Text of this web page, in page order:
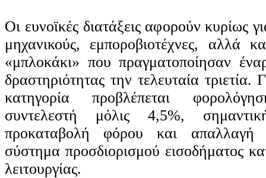
Οι ευνοϊκές διατάξεις αφορούν κυρίως
μηχανικούς, εμποροβιοτέχνες, αλλά
«μπλοκάκι» που πραγματοποίησαν
δραστηριότητας την τελευταία τριετία.
κατηγορία προβλέπεται
συντελεστή μόλις 4,5%,
προκαταβολή φόρου και
σύστημα προσδιορισμού εισοδήματος
λειτουργίας.